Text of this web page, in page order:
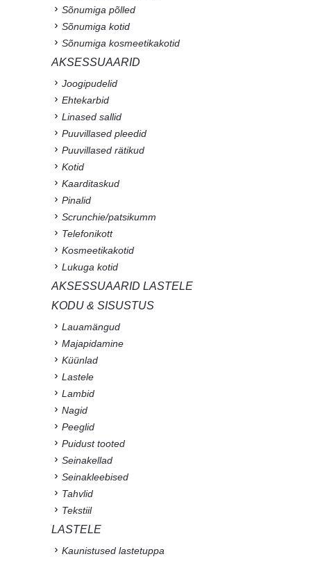
Sõnumiga põlled
Sõnumiga kotid
Sõnumiga kosmeetikakotid
AKSESSUAARID
Joogipudelid
Ehtekarbid
Linased sallid
Puuvillased pleedid
Puuvillased rätikud
Kotid
Kaarditaskud
Pinalid
Scrunchie/patsikumm
Telefonikott
Kosmeetikakotid
Lukuga kotid
AKSESSUAARID LASTELE
KODU & SISUSTUS
Lauamängud
Majapidamine
Küünlad
Lastele
Lambid
Nagid
Peeglid
Puidust tooted
Seinakellad
Seinakleebised
Tahvlid
Tekstiil
LASTELE
Kaunistused lastetuppa